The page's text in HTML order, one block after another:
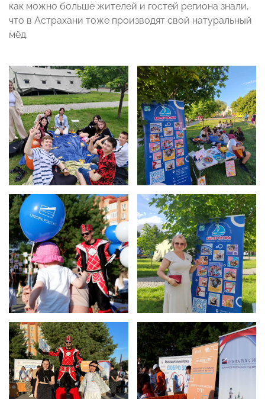
как можно больше жителей и гостей региона знали,
что в Астрахани тоже производят свой натуральный
мёд.